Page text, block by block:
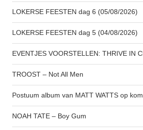
LOKERSE FEESTEN dag 6 (05/08/2026)
LOKERSE FEESTEN dag 5 (04/08/2026)
EVENTJES VOORSTELLEN: THRIVE IN
TROOST – Not All Men
Postuum album van MATT WATTS op
NOAH TATE – Boy Gum